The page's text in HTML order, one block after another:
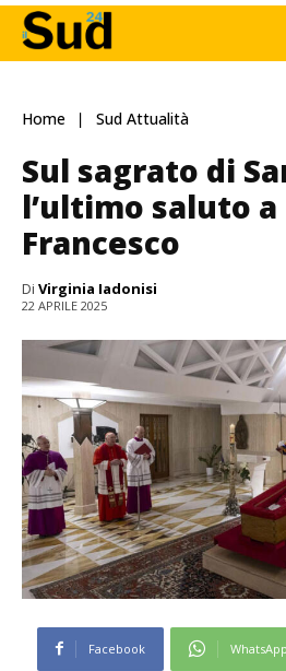
Home Sud Attualità
Sul sagrato di
l’ultimo saluto a
Francesco
Di Virginia Iadonisi
22 APRILE 2025
Facebook WhatsApp